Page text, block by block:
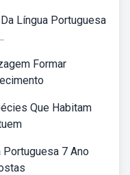
Língua Portuguesa
Formar
Que Habitam
Portuguesa 7 Ano